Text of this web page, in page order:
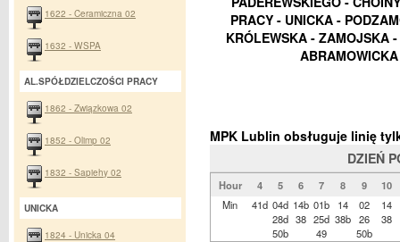
PRACY - UNICKA -
KRÓLEWSKA - ZAMOJSKA
MPK Lublin obsługuje linię
DZIEŃ
Hour 4 5 6 7 8 9
10
Min
41d 04d
28d
50b
14b
38
01b
25d
49
14
38b
02
26
50b
14
38
1622 - Ceramiczna 02
1632 - WSPA
AL.SPÓŁDZIELCZOŚCI PRACY
1862 - Związkowa 02
1852 - Olimp 02
1832 - Sapiehy 02
UNICKA
1824 - Unicka 04